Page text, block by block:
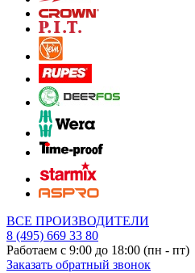
ВСЕ ПРОИЗВОДИТЕЛИ
8 (495) 669 33 80
Работаем с 9:00 до 18:00 (пн - пт)
Заказать обратный звонок